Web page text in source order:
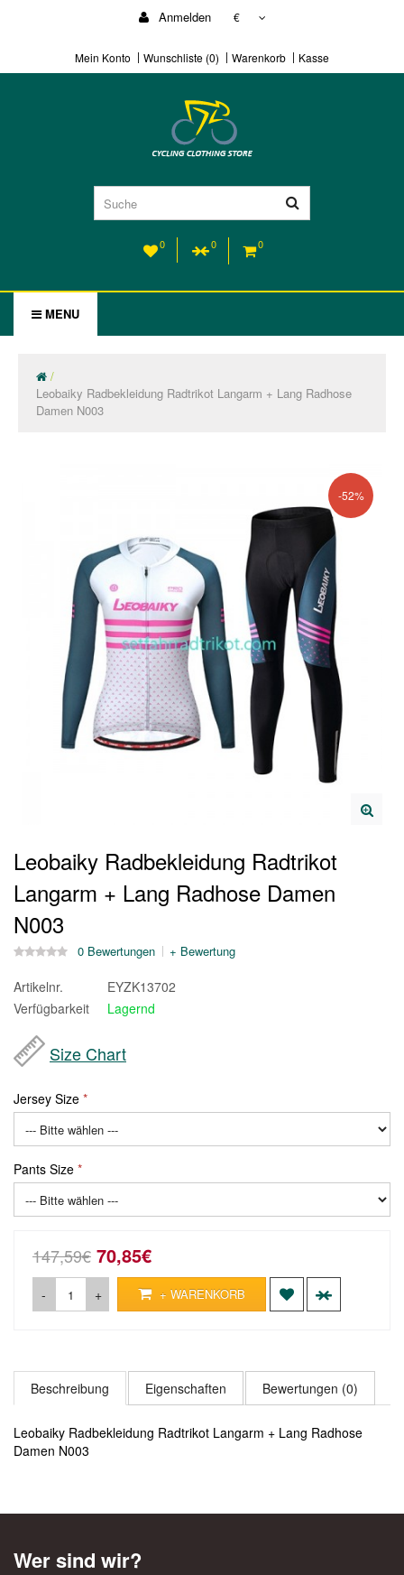
Anmelden €
Mein Konto Wunschliste (0) Warenkorb Kasse
0 0 0
MENU
Leobaiky Radbekleidung Radtrikot Langarm + Lang Radhose
Damen N003
-52%
Leobaiky Radbekleidung Radtrikot
Langarm + Lang Radhose Damen
N003
0 Bewertungen + Bewertung
Artikelnr.
EYZK13702
Verfügbarkeit
Lagernd
Size Chart
Jersey Size
Pants Size
147,59€ 70,85€
- + + WARENKORB
Beschreibung Eigenschaften Bewertungen (0)
Leobaiky Radbekleidung Radtrikot Langarm + Lang Radhose
Damen N003
Wer sind wir?